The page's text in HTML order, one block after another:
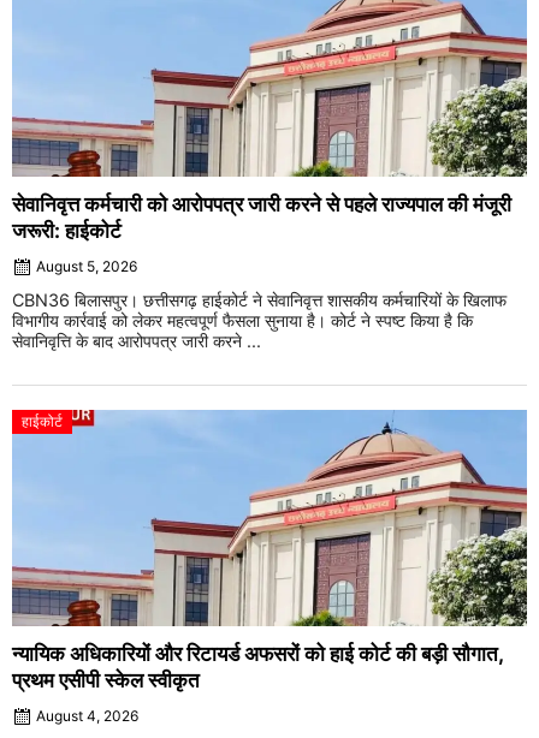
सेवानिवृत्त कर्मचारी को आरोपपत्र जारी करने से पहले राज्यपाल की मंजूरी
जरूरी: हाईकोर्ट
August 5, 2026
CBN36 बिलासपुर। छत्तीसगढ़ हाईकोर्ट ने सेवानिवृत्त शासकीय कर्मचारियों के खिलाफ
विभागीय कार्रवाई को लेकर महत्वपूर्ण फैसला सुनाया है। कोर्ट ने स्पष्ट किया है कि
सेवानिवृत्ति के बाद आरोपपत्र जारी करने ...
हाईकोर्ट
न्यायिक अधिकारियों और रिटायर्ड अफसरों को हाई कोर्ट की बड़ी सौगात,
प्रथम एसीपी स्केल स्वीकृत
August 4, 2026